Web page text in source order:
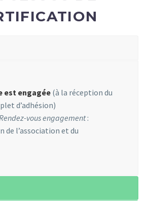
est engagée (à la réception du
d’adhésion)
vous engagement:
de l’association et du